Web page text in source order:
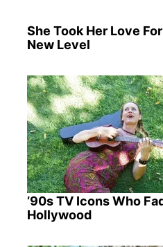
She Took Her Love
New Level
’90s TV Icons Who
Hollywood